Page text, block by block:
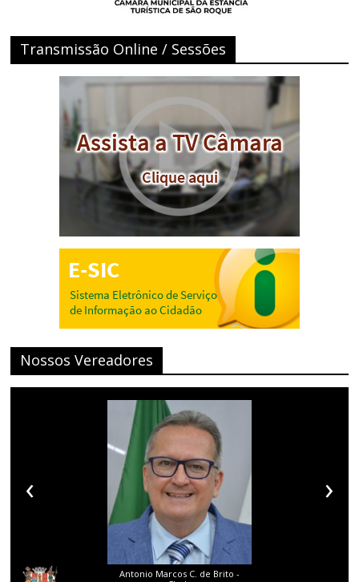
Transmissão Online / Sessões
Nossos Vereadores
Antonio Marcos C. de Brito -
‹ ›